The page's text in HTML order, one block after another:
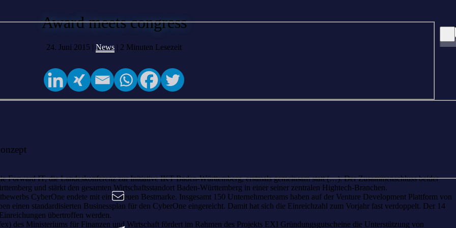
Award meets congress
24. Juni 2015 | News | 2 Minuten Lesezeit
Forward IT, die Landeskonferenz zur Initiative IKT Baden-Württemberg, erstmals gemeinsam statt (…). Der Zusammenschluss beider
und stärkt den gesamten Wirtschaftsstandort Baden-Württemberg in einer seiner zentralen Hightech-Branchen.
CyberOne endete mit einer neuen Bestmarke. Insgesamt 150 Unternehmerteams haben auf der Venture Development Plattform von
einen standardisierten Businessplan für den CyberOne eingereicht. Damit hat sich die Einreichzahl zum Vorjahr fast verdoppelt. Der 14
übertroffen werden.
des Ministeriums für Finanzen und Wirtschaft fördert im Rahmen des Projekts EXI Gründungsgutscheine die Unterstützung von